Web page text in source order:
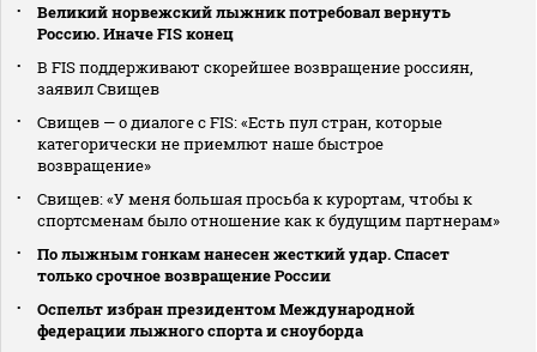
Великий норвежский лыжник потребовал вернуть
Россию. Иначе FIS конец
В FIS поддерживают скорейшее возвращение россиян,
заявил Свищев
Свищев — о диалоге с FIS: «Есть пул стран, которые
категорически не приемлют наше быстрое
возвращение»
Свищев: «У меня большая просьба к курортам, чтобы к
спортсменам было отношение как к будущим партнерам»
По лыжным гонкам нанесен жесткий удар. Спасет
только срочное возвращение России
Оспельт избран президентом Международной
федерации лыжного спорта и сноуборда